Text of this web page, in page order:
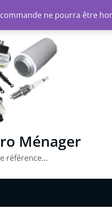
Ménager
référence…
ne pourra être